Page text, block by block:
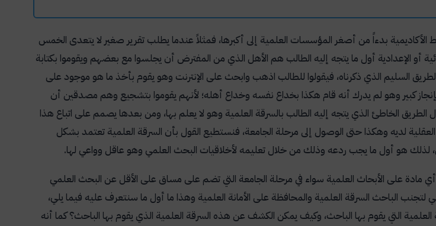
الأكاديمية بدءاً من أصغر المؤسسات العلمية إلى أكبرها، فمثلاً عندما يطلب تقرير صغير لا يتعدى الخمس
أو الإعدادية أول ما يتجه إليه الطالب هم الأهل الذي من المفترض أن يجلسوا مع بعضهم ويقوموا بكتابة
السليم الذي ذكرناه، فيقولوا للطالب اذهب وابحث على الإنترنت وهو يقوم بأخذ ما هو موجود على
بإنجاز كبير وهو لم يدرك أنه قام هكذا بخداع نفسه وخداع أهله؛ لأنهم يقوموا بتشجيع وهم مصدقين أن
الطريق الخاطئ الذي يتجه إليه الطالب بالسرقة العلمية وهو لا يعلم بها، ومن بعدها يصمم على اتباع هذا
العقلية لديه وهكذا حتى الوصول إلى مرحلة الجامعة، فنستطيع القول بأن السرقة العلمية تعتمد بشكل
لذلك هو أول ما يجب ردعه وذلك من خلال تعليمه لأخلاقيات البحث العلمي وهو عاقل وواعي لها.
مادة على الأبحاث العلمية سواء في مرحلة الجامعة التي تضم على مساق على الأقل عن البحث العلمي
الباحث السرقة العلمية والمحافظة على الأمانة العلمية وهذا ما أول ما سنتعرف عليه فيما يلي،
التي يقوم بها الباحث، وكيف يمكن الكشف عن هذه السرقة العلمية الذي يقوم بها الباحث؟ كما أنه